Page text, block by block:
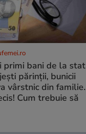
primi bani de la stat
părinții, bunicii
vârstnic din familie.
Cum trebuie să